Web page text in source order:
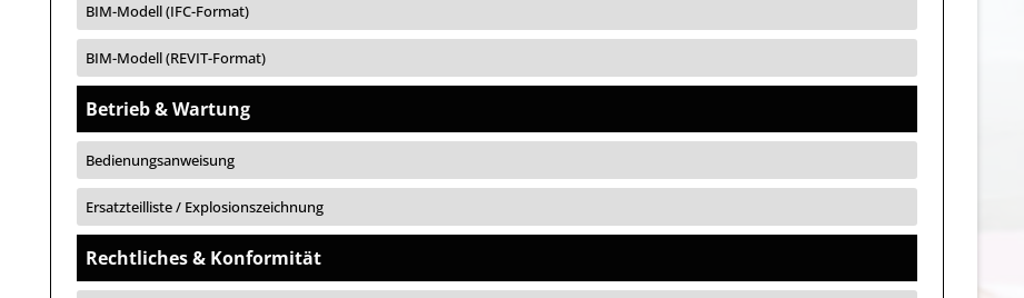
BIM-Modell (IFC-Format)
BIM-Modell (REVIT-Format)
Betrieb & Wartung
Bedienungsanweisung
Ersatzteilliste / Explosionszeichnung
Rechtliches & Konformität